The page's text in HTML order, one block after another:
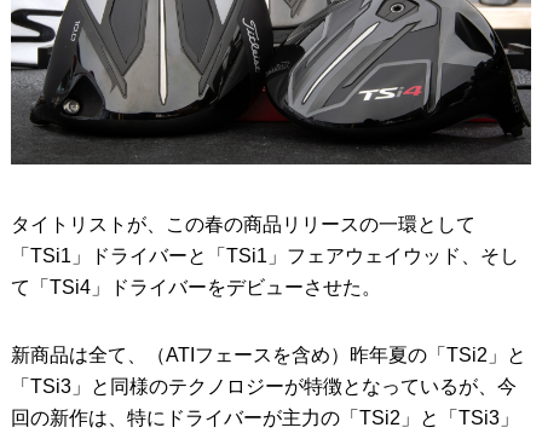
タイトリストが、この春の商品リリースの一環として
「TSi1」ドライバーと「TSi1」フェアウェイウッド、そし
て「TSi4」ドライバーをデビューさせた。
新商品は全て、（ATIフェースを含め）昨年夏の「TSi2」と
「TSi3」と同様のテクノロジーが特徴となっているが、今
回の新作は、特にドライバーが主力の「TSi2」と「TSi3」